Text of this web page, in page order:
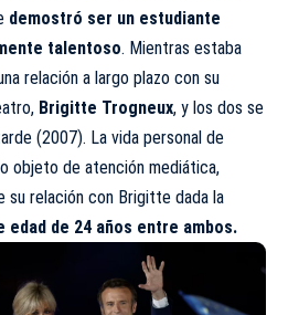
demostró ser un estudiante
talentoso. Mientras estaba
relación a largo plazo con su
Brigitte Trogneux, y los dos se
(2007). La vida personal de
objeto de atención mediática,
su relación con Brigitte dada la
edad de 24 años entre ambos.